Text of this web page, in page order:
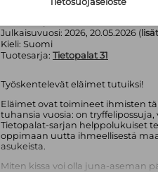
Kovakantinen kirja
Julkaisuvuosi: 2026, 20.05.2026 (
Kieli: Suomi
Tuotesarja: Tietopalat 31
Työskentelevät eläimet tutuiksi!
Eläimet ovat toimineet ihmisten
tuhansia vuosia: on
Tietopalat-sarjan helppolukuiset
oppimaan uutta ihmeellisestä
asukeista.
Miten kissa voi olla juna-aseman